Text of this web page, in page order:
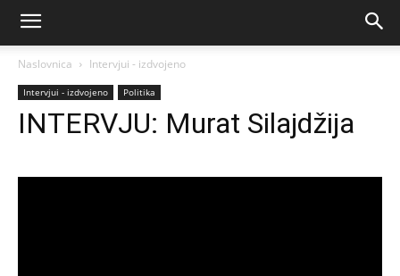
Naslovnica Intervjui - izdvojeno
Intervjui - izdvojeno Politika
INTERVJU: Murat Silajdžija